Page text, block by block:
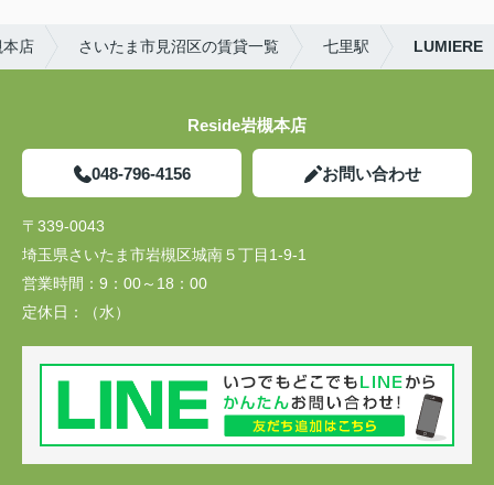
本店 さいたま市見沼区の賃貸一覧 七里駅 LUMIERE
Reside岩槻本店
048-796-4156 お問い合わせ
〒339-0043
埼玉県さいたま市岩槻区城南５丁目1-9-1
営業時間： 9：00～18：00
定休日：
（水）